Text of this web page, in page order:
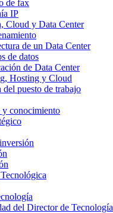
de fax
IP
Cloud y Data Center
de un Data Center
de datos
de Data Center
Hosting y Cloud
puesto de trabajo
y conocimiento
del Director de Tecnología